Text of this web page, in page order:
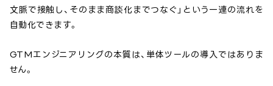
文脈で接触し、そのまま商談化までつなぐ」という一連の流れを
自動化できます。
GTMエンジニアリングの本質は、単体ツールの導入ではありま
せん。